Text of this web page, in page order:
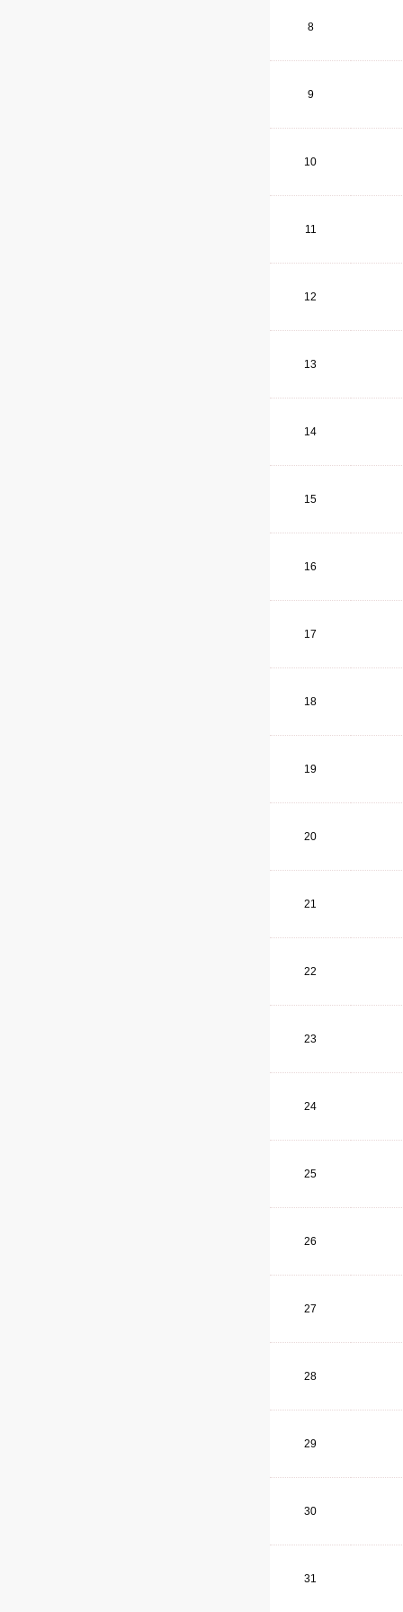
8
9
10
11
12
13
14
15
16
17
18
19
20
21
22
23
24
25
26
27
28
29
30
31